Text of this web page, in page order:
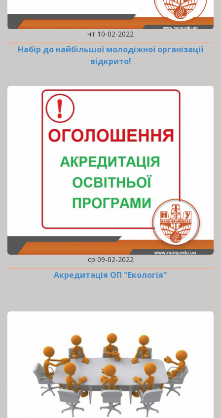
чт 10-02-2022
Набір до найбільшої молодіжної організації
відкрито!
ср 09-02-2022
Акредитація ОП "Екологія"